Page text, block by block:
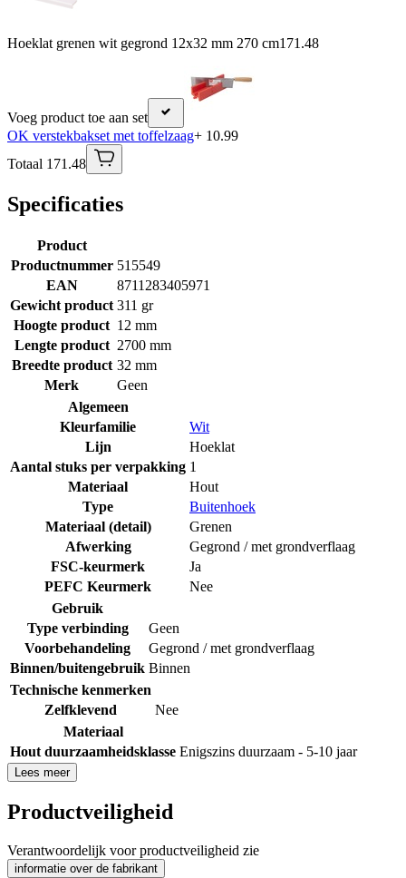
Hoeklat grenen wit gegrond 12x32 mm 270 cm171.48
Voeg product toe aan set
OK verstekbakset met toffelzaag+ 10.99
Totaal 171.48
Specificaties
Product
Productnummer 515549
EAN
8711283405971
Gewicht product 311 gr
Hoogte product 12 mm
Lengte product 2700 mm
Breedte product 32 mm
Merk
Geen
Algemeen
Kleurfamilie
Wit
Lijn
Hoeklat
Aantal stuks per verpakking 1
Materiaal
Hout
Type
Buitenhoek
Materiaal (detail)
Grenen
Afwerking
Gegrond / met grondverflaag
FSC-keurmerk
Ja
PEFC Keurmerk
Nee
Gebruik
Type verbinding
Geen
Voorbehandeling
Gegrond / met grondverflaag
Binnen/buitengebruik Binnen
Technische kenmerken
Zelfklevend
Nee
Materiaal
Hout duurzaamheidsklasse Enigszins duurzaam - 5-10 jaar
Lees meer
Productveiligheid
Verantwoordelijk voor productveiligheid zie
informatie over de fabrikant